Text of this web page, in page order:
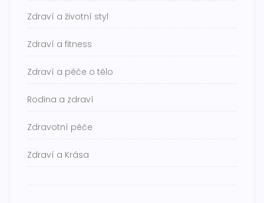
Zdraví a životní styl
Zdraví a fitness
Zdraví a péče o tělo
Rodina a zdraví
Zdravotní péče
Zdraví a Krása